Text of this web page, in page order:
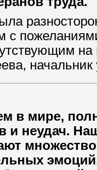
с
в мире,
и неудач.